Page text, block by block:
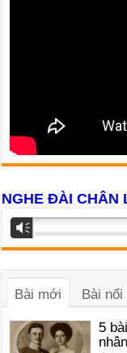
NGHE ĐÀI CHÂN
Trình
phát
âm
Vm
Bài mới Bài nổi
5